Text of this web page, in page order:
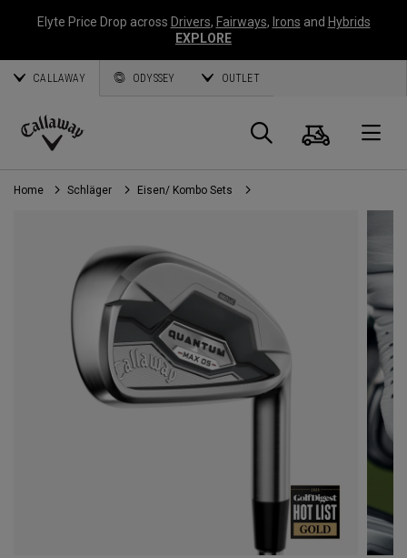
Elyte Price Drop across Drivers, Fairways, Irons and Hybrids
EXPLORE
CALLAWAY ODYSSEY OUTLET
Callaway
Golf
Suche
Home Schläger Eisen/ Kombo Sets